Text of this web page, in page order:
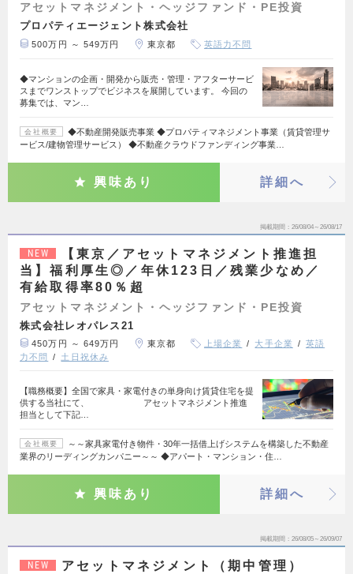
アセットマネジメント・ヘッジファンド・PE投資
プロパティエージェント株式会社
500万円 ～ 549万円 東京都 英語力不問
◆マンションの企画・開発から販売・管理・アフターサービ
スまでワンストップでビジネスを展開しています。 今回の
募集では、マン…
会社概要
◆不動産開発販売事業 ◆プロパティマネジメント事業（賃貸管理サ
ービス/建物管理サービス） ◆不動産クラウドファンディング事業…
興味あり 詳細へ
掲載期間 26/08/04～26/08/17
NEW
【東京／アセットマネジメント推進担
当】福利厚生◎／年休123日／残業少なめ／
有給取得率80％超
アセットマネジメント・ヘッジファンド・PE投資
株式会社レオパレス21
450万円 ～ 649万円 東京都 上場企業 大手企業
英語
力不問
土日祝休み
【職務概要】全国で家具・家電付きの単身向け賃貸住宅を提
供する当社にて、 アセットマネジメント推進
担当として下記…
会社概要
～～家具家電付き物件・30年一括借上げシステムを構築した不動産
業界のリーディングカンパニー～～ ◆アパート・マンション・住…
興味あり 詳細へ
掲載期間 26/08/05～26/09/07
NEW アセットマネジメント（期中管理）